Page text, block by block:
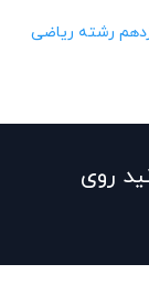
رشته ریاضی
روی